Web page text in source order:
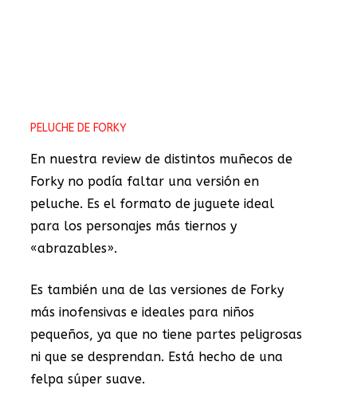
PELUCHE DE FORKY
En nuestra review de distintos muñecos de
Forky no podía faltar una versión en
peluche. Es el formato de juguete ideal
para los personajes más tiernos y
«abrazables».
Es también una de las versiones de Forky
más inofensivas e ideales para niños
pequeños, ya que no tiene partes peligrosas
ni que se desprendan. Está hecho de una
felpa súper suave.